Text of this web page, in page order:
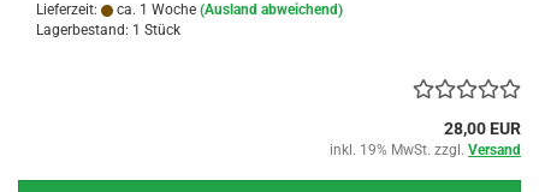
Lieferzeit: ca. 1 Woche (Ausland abweichend)
Lagerbestand: 1 Stück
28,00 EUR
inkl. 19% MwSt. zzgl. Versand